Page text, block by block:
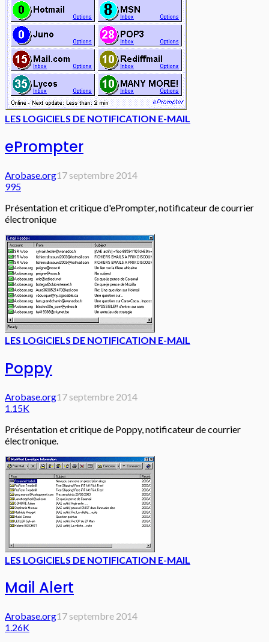
LES LOGICIELS DE NOTIFICATION E-MAIL
ePrompter
Arobase.org17 septembre 2014
995
Présentation et critique d'ePrompter, notificateur de courrier
électronique
LES LOGICIELS DE NOTIFICATION E-MAIL
Poppy
Arobase.org17 septembre 2014
1.15K
Présentation et critique de Poppy, notificateur de courrier
électronique.
LES LOGICIELS DE NOTIFICATION E-MAIL
Mail Alert
Arobase.org17 septembre 2014
1.26K